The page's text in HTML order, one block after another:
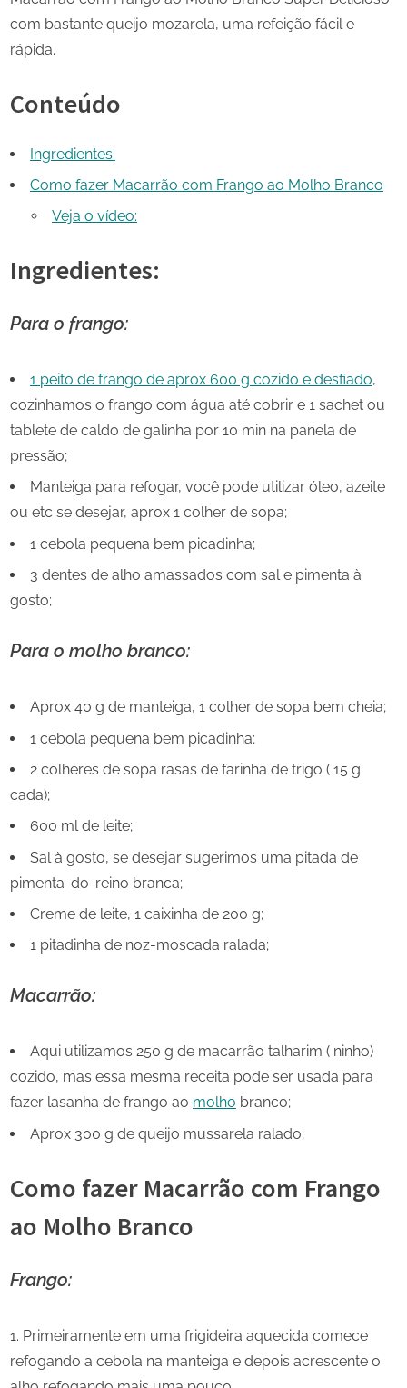
com bastante queijo mozarela, uma refeição fácil e
rápida.
Conteúdo
Ingredientes:
Como fazer Macarrão com Frango ao Molho Branco
Veja o vídeo:
Ingredientes:
Para o frango:
1 peito de frango de aprox 600 g cozido e desfiado,
cozinhamos o frango com água até cobrir e 1 sachet ou
tablete de caldo de galinha por 10 min na panela de
pressão;
Manteiga para refogar, você pode utilizar óleo, azeite
ou etc se desejar, aprox 1 colher de sopa;
1 cebola pequena bem picadinha;
3 dentes de alho amassados com sal e pimenta à
gosto;
Para o molho branco:
Aprox 40 g de manteiga, 1 colher de sopa bem cheia;
1 cebola pequena bem picadinha;
2 colheres de sopa rasas de farinha de trigo ( 15 g
cada);
600 ml de leite;
Sal à gosto, se desejar sugerimos uma pitada de
pimenta-do-reino branca;
Creme de leite, 1 caixinha de 200 g;
1 pitadinha de noz-moscada ralada;
Macarrão:
Aqui utilizamos 250 g de macarrão talharim ( ninho)
cozido, mas essa mesma receita pode ser usada para
fazer lasanha de frango ao molho branco;
Aprox 300 g de queijo mussarela ralado;
Como fazer Macarrão com Frango
ao Molho Branco
Frango:
Primeiramente em uma frigideira aquecida comece
refogando a cebola na manteiga e depois acrescente o